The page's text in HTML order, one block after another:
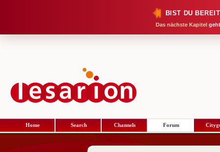
BIST DU
Das nächste Kapitel
Home Search Channels Forum